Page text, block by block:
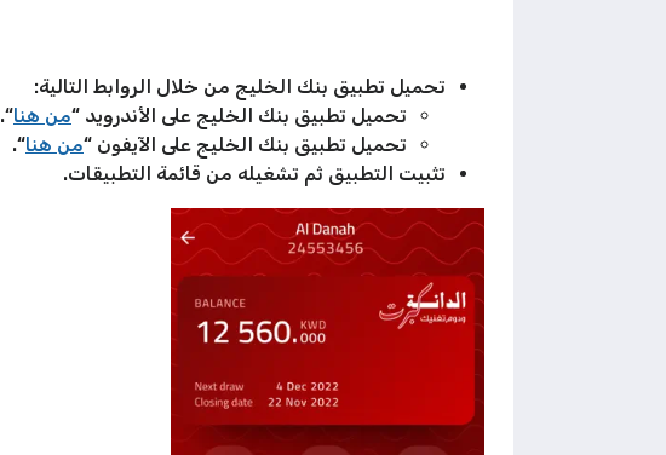
تحميل تطبيق بنك الخليج من خلال الروابط التالية:
تحميل تطبيق بنك الخليج على الأندرويد “من هنا“.
تحميل تطبيق بنك الخليج على الآيفون “من هنا“.
تثبيت التطبيق ثم تشغيله من قائمة التطبيقات.